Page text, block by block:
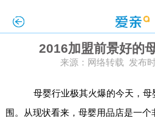
2016加盟前景好的
来源：网络转载 发布
母婴行业极其火爆的今天，母
围。从现状看来，母婴用品店是一个